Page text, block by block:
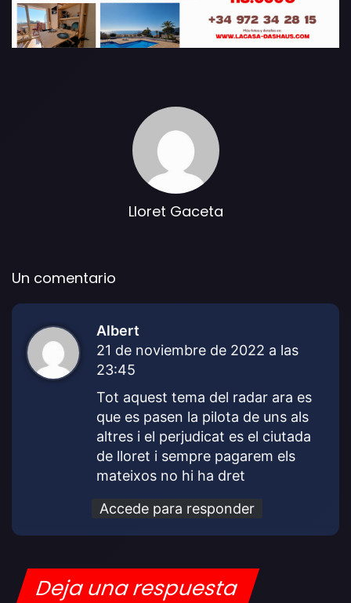
Lloret Gaceta
Un comentario
Albert
i
21 de noviembre de 2022 a las
23:45
Tot aquest tema del radar ara es
que es pasen la pilota de uns als
altres i el perjudicat es el ciutada
de lloret i sempre pagarem els
mateixos no hi ha dret
Accede para responder
Deja una respuesta